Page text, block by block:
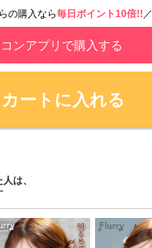
の購入なら毎日ポイント10倍!! ／
ンアプリで購入する
カートに入れる
は、